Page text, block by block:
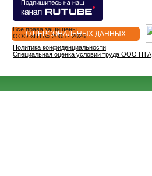
О ПЕРСОНАЛЬНЫХ ДАННЫХ
Все права защищены
OOO «НТА» 2005 - 2026
Политика конфиденциальности
Специальная оценка условий труда ООО НТА